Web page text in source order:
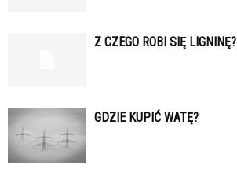
Z CZEGO ROBI SIĘ LIGNINĘ?
GDZIE KUPIĆ WATĘ?